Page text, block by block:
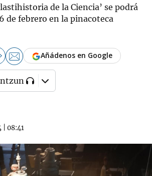
de la Ciencia’ se podrá
de febrero en la pinacoteca
08:41
Añádenos en Google